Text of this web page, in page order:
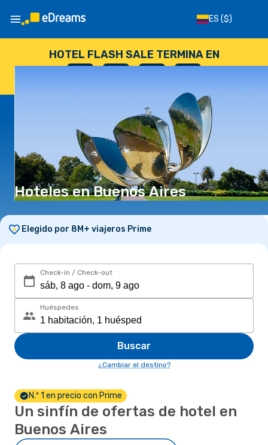
ES ($)
HOTEL FLASH SALE TERMINA EN
Hoteles en Buenos Aires
Elegido por 8M+ viajeros Prime
Check-in / Check-out
Huéspedes
Buscar
¿Cambiar el destino?
N.º 1 en precio con Prime
Un sinfín de ofertas de hotel en
Buenos Aires